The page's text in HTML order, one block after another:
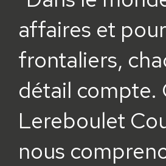
affaires et
frontaliers,
détail compte.
Lereboulet
nous